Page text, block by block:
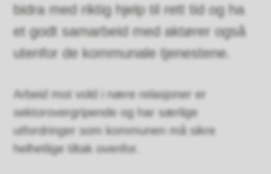
bidra med riktig hjelp til rett tid og ha
et godt samarbeid med aktører også
utenfor de kommunale tjenestene.
Arbeid mot vold i nære relasjoner er
sektorovergripende og har særlige
utfordringer som kommunen må sikre
helhetlige tiltak ovenfor.